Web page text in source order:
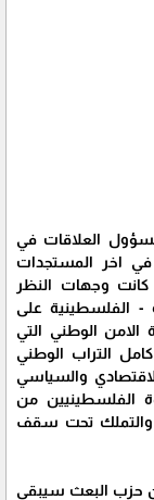
العلاقات في
اخر المستجدات
وجهات النظر
- الفلسطينية على
الامن الوطني التي
التراب الوطني
والسياسي
الفلسطينيين من
والتملك تحت سقف
حزب البعث سيبقى